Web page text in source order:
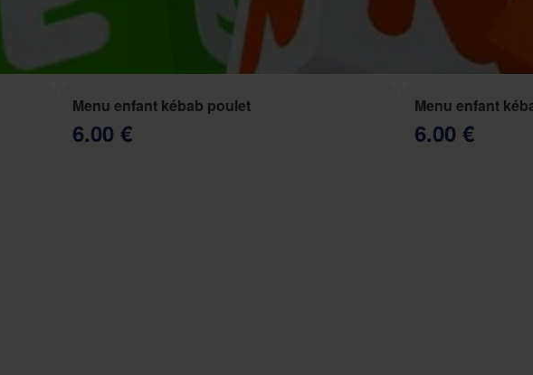
Menu enfant kébab poulet
6.00 €
Menu enfant
6.00 €